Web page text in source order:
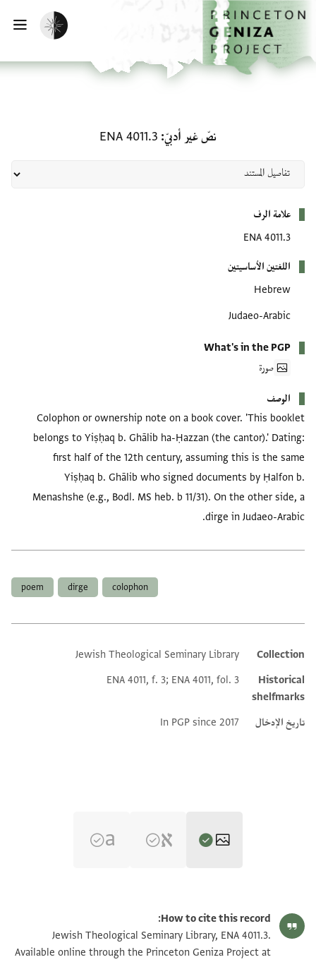
إلى المحتوى الرئيسي
الرئيسية
تفعيل الوضع المظلم
نصّ غير أدبيّ ENA 4011.3
علامة الرف
ENA 4011.3
اللغتين الأساسيتين
Hebrew
Judaeo-Arabic
What's in the PGP
صورة
الوصف
Colophon or ownership note on a book cover. 'This booklet
belongs to Yiṣḥaq b. Ghālib ha-Ḥazzan (the cantor).' Dating:
first half of the 12th century, assuming this is the same
Yiṣḥaq b. Ghālib who signed documents by Ḥalfon b.
Menashshe (e.g., Bodl. MS heb. b 11/31). On the other side, a
dirge in Judaeo-Arabic.
colophon
dirge
poem
Additional metadata
Collection
Jewish Theological Seminary Library
Historical
shelfmarks
ENA 4011, f. 3; ENA 4011, fol. 3
تاريخ الإدخال In PGP since 2017
ENA 4011.3 2 تكبير و تدوير
How to cite this record:
Jewish Theological Seminary Library, ENA 4011.3.
Available online through the Princeton Geniza Project at